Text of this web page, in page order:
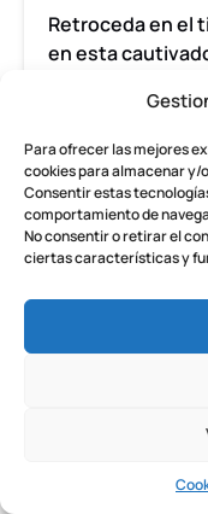
Para ofrecer las mejores
cookies para almacenar y/
Consentir estas
comportamiento de
No consentir o retirar el
ciertas características y
Retroceda en el
en esta
TODAS LAS EDADES